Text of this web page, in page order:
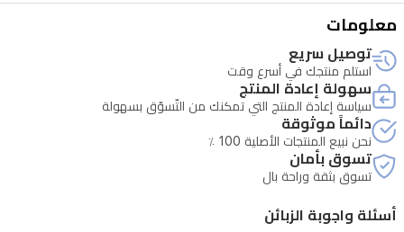
الفخامة
والجودة.
معلومات
توصيل سريع
استلم منتجك في أسرع وقت
سهولة إعادة المنتج
سياسة إعادة المنتج التي تمكنك من التّسوّق بسهولة
دائماً موثوقة
نحن نبيع المنتجات الأصلية 100 ٪
تسوق بأمان
تسوق بثقة وراحة بال
أسئلة واجوبة الزبائن